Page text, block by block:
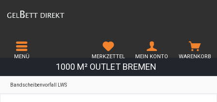
1000 M² OUTLET BREMEN
MENÜ WARENKORB
MERKZETTEL MEIN KONTO
Bandscheibenvorfall LWS